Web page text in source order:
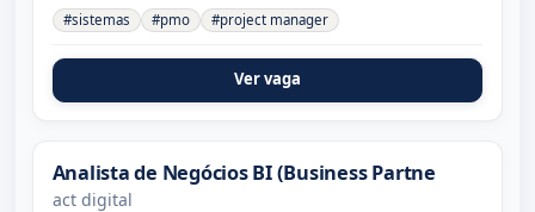
#sistemas #pmo #project manager
Ver vaga
Analista de Negócios BI (Business Partne
act digital